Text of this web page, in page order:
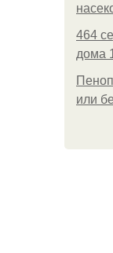
464
дома
или